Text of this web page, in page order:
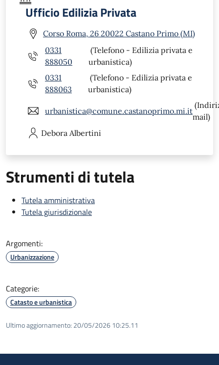
Ufficio Edilizia Privata
Corso Roma, 26 20022 Castano Primo (MI)
0331
888050
(Telefono - Edilizia privata e
urbanistica)
0331
888063
(Telefono - Edilizia privata e
urbanistica)
urbanistica@comune.castanoprimo.mi.it
mail)
Debora Albertini
Strumenti di tutela
Tutela amministrativa
Tutela giurisdizionale
Argomenti:
Urbanizzazione
Categorie:
Catasto e urbanistica
Ultimo aggiornamento: 20/05/2026 10:25.11